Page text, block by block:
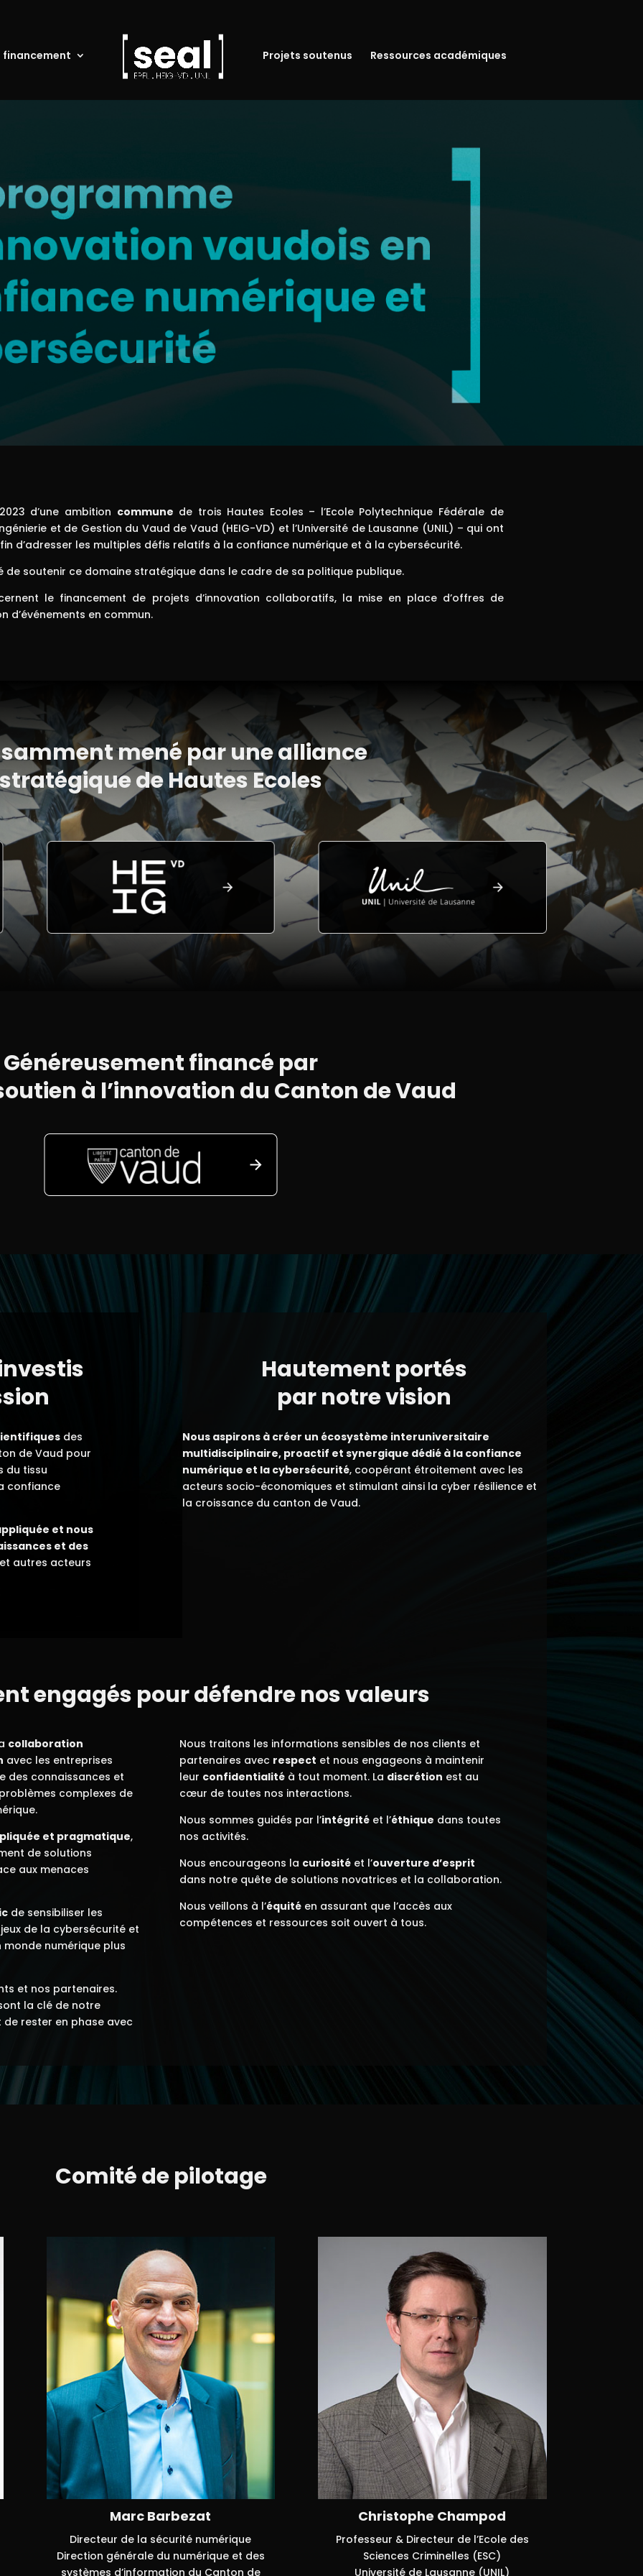
financement Projets soutenus Ressources académiques
d’une ambition commune de trois Hautes Ecoles – l’Ecole Polytechnique Fédérale de
et de Gestion du Vaud de Vaud (HEIG-VD) et l’Université de Lausanne (UNIL) – qui ont
d’adresser les multiples défis relatifs à la confiance numérique et à la cybersécurité.
de soutenir ce domaine stratégique dans le cadre de sa politique publique.
le financement de projets d’innovation collaboratifs, la mise en place d’offres de
d’événements en commun.
mené par une alliance
stratégique de Hautes Ecoles
Généreusement financé par
à l’innovation du Canton de Vaud
des
de Vaud pour
du tissu
confiance
et nous
et des
autres acteurs
Hautement portés
par notre vision
Nous aspirons à créer un écosystème interuniversitaire
multidisciplinaire, proactif et synergique dédié à la confiance
numérique et la cybersécurité, coopérant étroitement avec les
acteurs socio-économiques et stimulant ainsi la cyber résilience et
la croissance du canton de Vaud.
engagés pour défendre nos valeurs
collaboration
avec les entreprises
des connaissances et
complexes de
et pragmatique,
de solutions
aux menaces
de sensibiliser les
de la cybersécurité et
numérique plus
et nos partenaires.
la clé de notre
rester en phase avec
Nous traitons les informations sensibles de nos clients et
partenaires avec respect et nous engageons à maintenir
leur confidentialité à tout moment. La discrétion est au
cœur de toutes nos interactions.
Nous sommes guidés par l’intégrité et l’éthique dans toutes
nos activités.
Nous encourageons la curiosité et l’ouverture d’esprit
dans notre quête de solutions novatrices et la collaboration.
Nous veillons à l’équité en assurant que l’accès aux
compétences et ressources soit ouvert à tous.
Comité de pilotage
Marc Barbezat
Directeur de la sécurité numérique
Direction générale du numérique et des
systèmes d’information du Canton de
Christophe Champod
Professeur & Directeur de l’Ecole des
Sciences Criminelles (ESC)
Université de Lausanne (UNIL)